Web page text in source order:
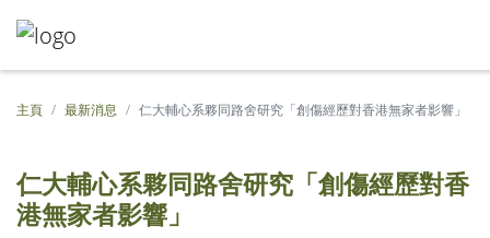
主頁 最新消息 仁大輔心系夥同路舍研究「創傷經歷對香港無家者影響」
仁大輔心系夥同路舍研究「創傷經歷對香
港無家者影響」